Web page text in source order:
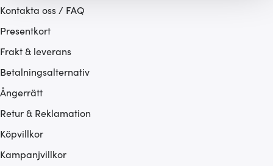
gör också att vi kan analysera vår trafik och göra
som du vill dela med dig av.
Kontakta oss / FAQ
Presentkort
Frakt & leverans
Betalningsalternativ
Ångerrätt
Retur & Reklamation
Köpvillkor
Kampanjvillkor